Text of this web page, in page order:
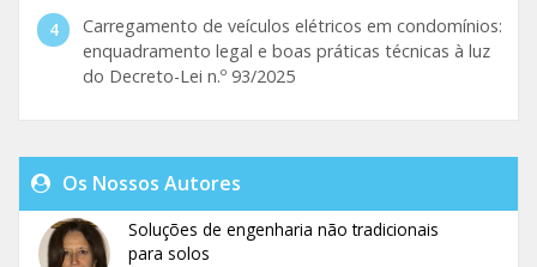
Carregamento de veículos elétricos em condomínios:
enquadramento legal e boas práticas técnicas à luz
do Decreto-Lei n.º 93/2025
Os Nossos Autores
Soluções de engenharia não tradicionais
para solos